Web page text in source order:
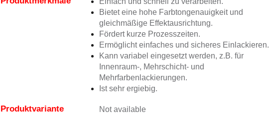
Bietet eine hohe Farbtongenauigkeit und
gleichmäßige Effektausrichtung.
Fördert kurze Prozesszeiten.
Ermöglicht einfaches und sicheres Einlackieren.
Kann variabel eingesetzt werden, z.B. für
Innenraum-, Mehrschicht- und
Mehrfarbenlackierungen.
Ist sehr ergiebig.
Produktvariante Not available